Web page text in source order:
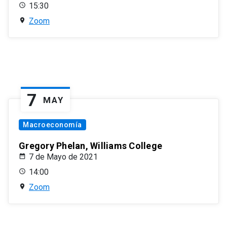
15:30
Zoom
7 MAY
Macroeconomía
Gregory Phelan, Williams College
7 de Mayo de 2021
14:00
Zoom